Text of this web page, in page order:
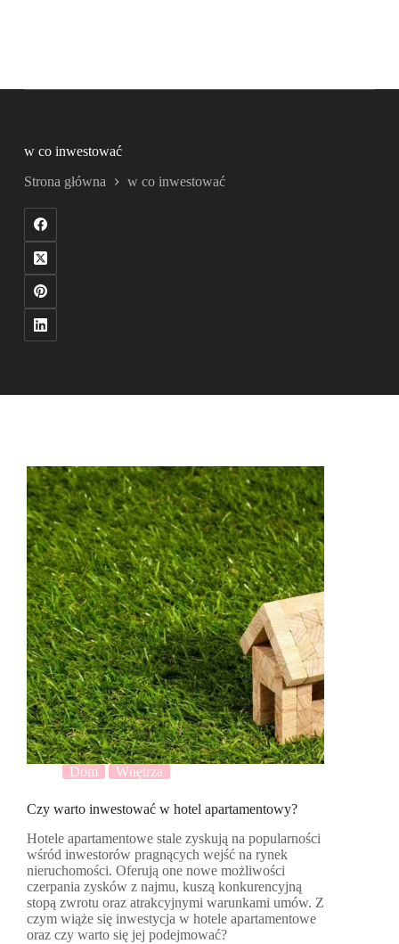
w co inwestować
Strona główna w co inwestować
Dom Wnętrza
Czy warto inwestować w hotel apartamentowy?
Hotele apartamentowe stale zyskują na popularności
wśród inwestorów pragnących wejść na rynek
nieruchomości. Oferują one nowe możliwości
czerpania zysków z najmu, kuszą konkurencyjną
stopą zwrotu oraz atrakcyjnymi warunkami umów. Z
czym wiąże się inwestycja w hotele apartamentowe
oraz czy warto się jej podejmować?